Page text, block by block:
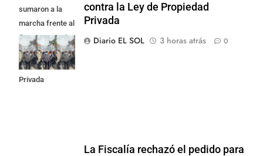
sumaron a la
marcha frente al
Congreso contra
la Ley de
Propiedad
Privada
contra la Ley de Propiedad
Privada
Diario EL SOL
3 horas atrás 0
La Fiscalía rechazó el pedido para